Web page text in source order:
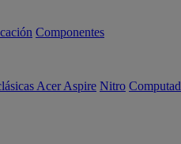
Componentes
Acer Aspire Nitro